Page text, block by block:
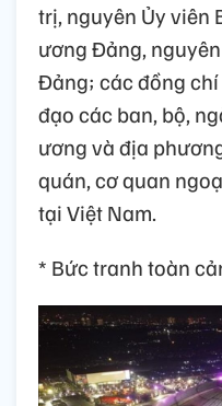
trị, nguyên Ủy viên
ương Đảng,
Đảng; các đồng
đạo các ban, bộ,
ương và địa
quán, cơ quan
tại Việt Nam.
* Bức tranh toàn